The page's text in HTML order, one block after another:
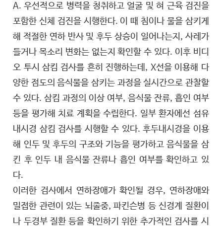
A. 우선적으로 병력을 청취하고 얼굴 및 혀 근육 검진을
포함한 신체 검진을 시행한다. 이 때 침이나 물을 삼키게
해 적절한 연하 반사 및 후두 상승이 일어나는지, 사레가
들거나 목소리 변화는 없는지 확인할 수 있다. 이후 비디
오 투시 삼킴 검사를 흔히 진행하는데, X선을 이용해 다
양한 점도의 음식물을 삼키는 과정을 실시간으로 관찰할
수 있다. 삼킴 과정의 이상 여부, 음식물 잔류, 흡인 여부
등을 평가해 치료 계획을 수립한다. 일부 환자에선 섬유
내시경 삼킴 검사를 시행할 수 있다. 후두내시경을 이용
해 인두 및 후두의 구조와 기능을 평가하고 음식물을 삼
킨 후 인두 내 음식물 잔류나 흡인 여부를 확인하고 있
다.
이러한 검사에서 연하장애가 확인될 경우, 연하장애와
밀접한 관련이 있는 뇌졸중, 파킨슨병 등 신경계 질환이
나 두경부 질환 등을 확인하기 위한 추가적인 검사를 시